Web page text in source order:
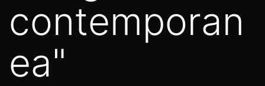
contemporan
ea"